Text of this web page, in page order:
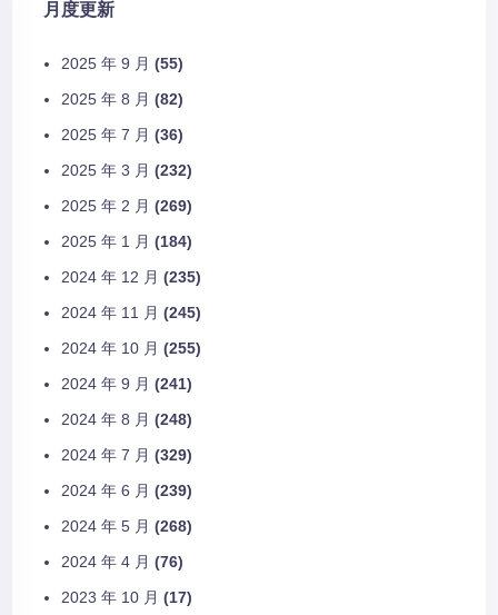
月度更新
2025 年 9 月 (55)
2025 年 8 月 (82)
2025 年 7 月 (36)
2025 年 3 月 (232)
2025 年 2 月 (269)
2025 年 1 月 (184)
2024 年 12 月 (235)
2024 年 11 月 (245)
2024 年 10 月 (255)
2024 年 9 月 (241)
2024 年 8 月 (248)
2024 年 7 月 (329)
2024 年 6 月 (239)
2024 年 5 月 (268)
2024 年 4 月 (76)
2023 年 10 月 (17)